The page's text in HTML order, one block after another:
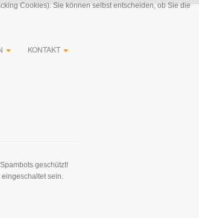
KONTAKT
geschützt!
eingeschaltet sein.
Cookies). Sie können selbst entscheiden, ob Sie die